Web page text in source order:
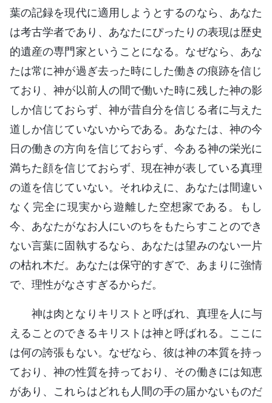
葉の記録を現代に適用しようとするのなら、あなた
は考古学者であり、あなたにぴったりの表現は歴史
的遺産の専門家ということになる。なぜなら、あな
たは常に神が過ぎ去った時にした働きの痕跡を信じ
ており、神が以前人の間で働いた時に残した神の影
しか信じておらず、神が昔自分を信じる者に与えた
道しか信じていないからである。あなたは、神の今
日の働きの方向を信じておらず、今ある神の栄光に
満ちた顔を信じておらず、現在神が表している真理
の道を信じていない。それゆえに、あなたは間違い
なく完全に現実から遊離した空想家である。もし
今、あなたがなお人にいのちをもたらすことのでき
ない言葉に固執するなら、あなたは望みのない一片
の枯れ木だ。あなたは保守的すぎで、あまりに強情
で、理性がなさすぎるからだ。
神は肉となりキリストと呼ばれ、真理を人に与
えることのできるキリストは神と呼ばれる。ここに
は何の誇張もない。なぜなら、彼は神の本質を持っ
ており、神の性質を持っており、その働きには知恵
があり、これらはどれも人間の手の届かないものだ